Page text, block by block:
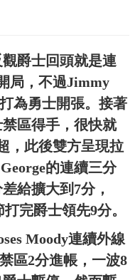
爵士回頭就是連
局，不過Jimmy
為勇士開張。接著
區得手，很快就
，此後雙方呈現拉
的連續三分
給擴大到7分，
完爵士領先9分。
Moody連續外線
區2分進帳，一波8